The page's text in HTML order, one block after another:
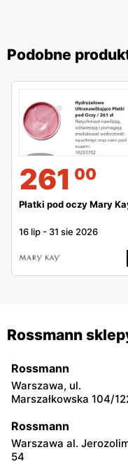
Podobne
261 00
Płatki pod oczy Mary
16 lip - 31 sie 2026
Rossmann
Rossmann
Warszawa, ul.
Marszałkowska 104/
Rossmann
Warszawa al.
54